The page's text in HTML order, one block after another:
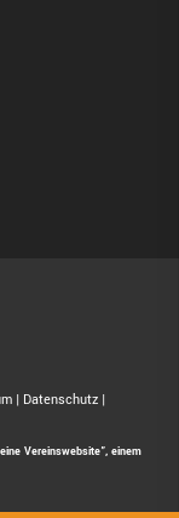
| Datenschutz |
Vereinswebsite”, einem